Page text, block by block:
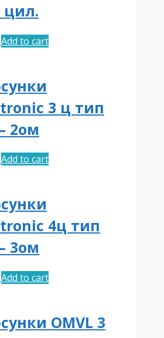
цил.
Add to cart
3 ц тип
2ом
Add to cart
4ц тип
3ом
Add to cart
OMVL 3